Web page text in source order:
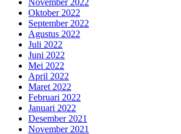
November 2022
Oktober 2022
September 2022
Agustus 2022
Juli 2022
Juni 2022
Mei 2022
April 2022
Maret 2022
Februari 2022
Januari 2022
Desember 2021
November 2021